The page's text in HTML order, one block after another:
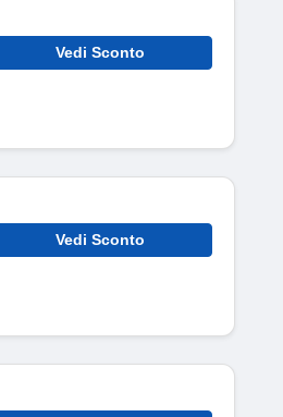
Vedi Sconto
Vedi Sconto